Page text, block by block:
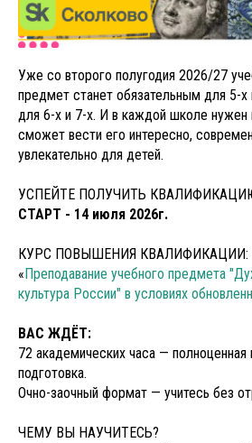
Уже со второго полугодия 2026/27
предмет станет обязательным для 5-
для 6-х и 7-х. И в каждой школе нужен
сможет вести его интересно,
увлекательно для детей.
УСПЕЙТЕ ПОЛУЧИТЬ
СТАРТ - 14 июля 2026г.
КУРС ПОВЫШЕНИЯ КВАЛИФИКАЦИИ:
«Преподавание учебного предмета
культура России" в условиях
ВАС ЖДЁТ:
72 академических часа — полноценная
подготовка.
Очно-заочный формат — учитесь без
ЧЕМУ ВЫ НАУЧИТЕСЬ?